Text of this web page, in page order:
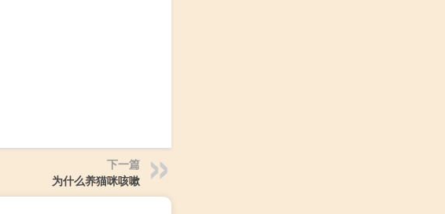
下一篇
为什么养猫咪咳嗽